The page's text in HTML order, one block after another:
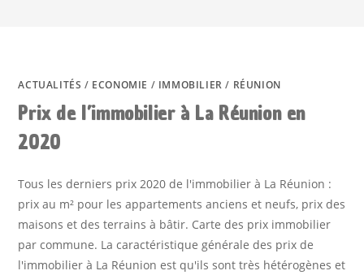
ACTUALITÉS / ECONOMIE / IMMOBILIER / RÉUNION
Prix de l’immobilier à La Réunion en
2020
Tous les derniers prix 2020 de l'immobilier à La Réunion :
prix au m² pour les appartements anciens et neufs, prix des
maisons et des terrains à bâtir. Carte des prix immobilier
par commune. La caractéristique générale des prix de
l'immobilier à La Réunion est qu'ils sont très hétérogènes et